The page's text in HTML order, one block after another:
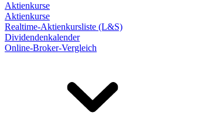
Aktienkurse
Aktienkurse
Realtime-Aktienkursliste (L&S)
Dividendenkalender
Online-Broker-Vergleich